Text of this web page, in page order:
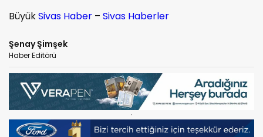
BüyükSivas Haber – Sivas Haberler
Şenay Şimşek
Haber Editörü